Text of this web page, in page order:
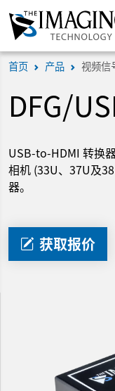
首页 产品 视频信
DFG/
USB-to-HDMI 转换
相机 (33U、37U及
器。
获取报价